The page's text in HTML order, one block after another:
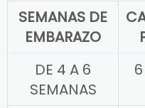
SEMANAS DE
EMBARAZO
DE 4 A 6
SEMANAS